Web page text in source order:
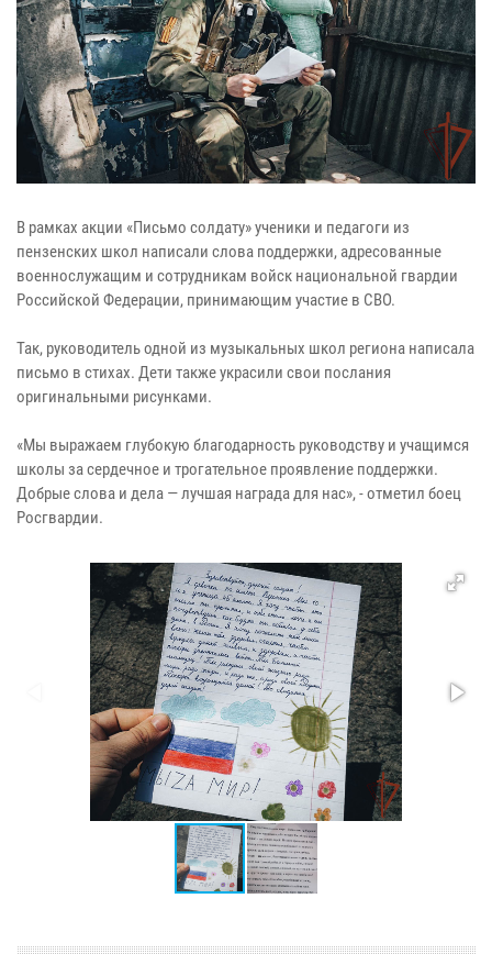
В рамках акции «Письмо солдату» ученики и педагоги из
пензенских школ написали слова поддержки, адресованные
военнослужащим и сотрудникам войск национальной гвардии
Российской Федерации, принимающим участие в СВО.
Так, руководитель одной из музыкальных школ региона написала
письмо в стихах. Дети также украсили свои послания
оригинальными рисунками.
«Мы выражаем глубокую благодарность руководству и учащимся
школы за сердечное и трогательное проявление поддержки.
Добрые слова и дела — лучшая награда для нас», - отметил боец
Росгвардии.